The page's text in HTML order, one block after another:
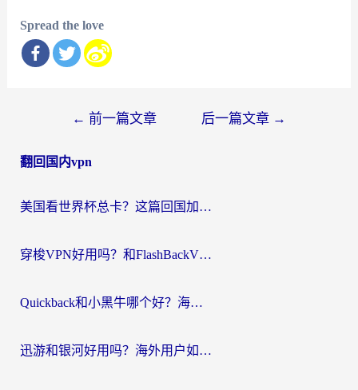
Spread the love
导
← 前一篇文章 后一篇文章 →
翻回国内vpn
美国看世界杯总卡？这篇回国加速器指南帮你无缝刷国内资源（附苹果手机VPN设置步骤）
穿梭VPN好用吗？和FlashBackVPN对比哪个回国效果更好？
Quickback和小黑牛哪个好？海外党亲测指南，选对回国加速器秒回国内
迅游和银河好用吗？海外用户如何选择回国加速器实现无缝访问国内资源